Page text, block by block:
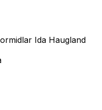
Ida Haugland